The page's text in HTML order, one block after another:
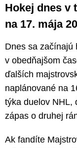
Hokej dnes v
na 17. mája
Dnes sa začínajú
v obedňajšom
ďalších
naplánované na
týka duelov NHL,
zápas o druhej
Ak fandíte